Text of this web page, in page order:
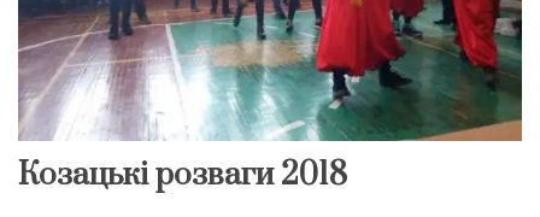
Козацькі розваги 2018